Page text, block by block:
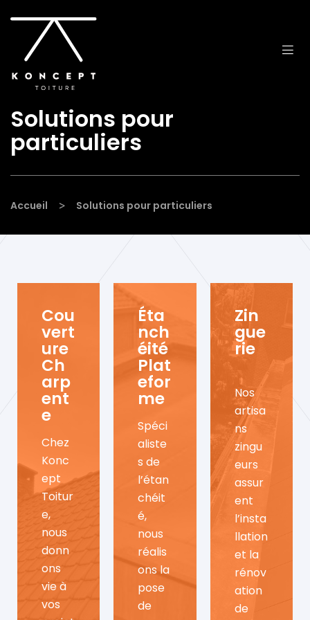
Solutions pour
particuliers
Accueil > Solutions pour particuliers
Cou
vert
ure
Ch
arp
ent
e
Chez
Konc
ept
Toitur
e,
nous
donn
ons
vie à
vos
Éta
nch
éité
Plat
efor
me
Spéci
aliste
s de
l’étan
chéit
é,
nous
réalis
ons la
pose
de
Zin
gue
rie
Nos
artisa
ns
zingu
eurs
assur
ent
l’insta
llation
et la
rénov
ation
de